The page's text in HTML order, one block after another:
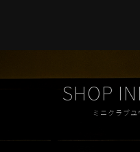
SHOP
ミニクラブ